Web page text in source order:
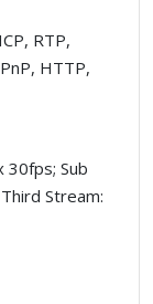
RTP,
HTTP,
30fps; Sub
Stream: